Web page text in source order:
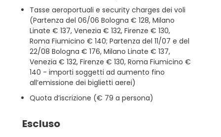
Tasse aeroportuali e security charges dei voli
(Partenza del 06/06 Bologna € 128, Milano
Linate € 137, Venezia € 132, Firenze € 130,
Roma Fiumicino € 140; Partenza del 11/07 e del
22/08 Bologna € 176, Milano Linate € 137,
Venezia € 132, Firenze € 130, Roma Fiumicino €
140 - importi soggetti ad aumento fino
all’emissione dei biglietti aerei)
Quota d’iscrizione (€ 79 a persona)
Escluso